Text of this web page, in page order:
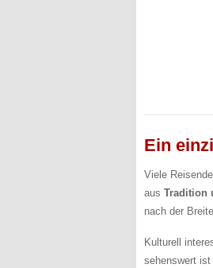
Ein
Viele
aus Tradition
nach der
Kulturell
sehenswert